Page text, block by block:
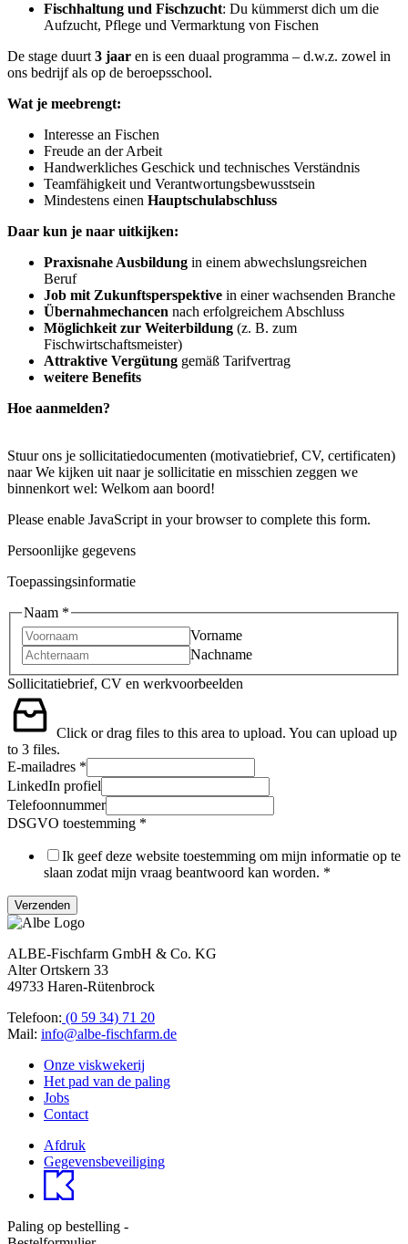
Fischhaltung und Fischzucht: Du kümmerst dich um die
Aufzucht, Pflege und Vermarktung von Fischen
De stage duurt 3 jaar en is een duaal programma – d.w.z. zowel in
ons bedrijf als op de beroepsschool.
Wat je meebrengt:
Interesse an Fischen
Freude an der Arbeit
Handwerkliches Geschick und technisches Verständnis
Teamfähigkeit und Verantwortungsbewusstsein
Mindestens einen Hauptschulabschluss
Daar kun je naar uitkijken:
Praxisnahe Ausbildung in einem abwechslungsreichen
Beruf
Job mit Zukunftsperspektive in einer wachsenden Branche
Übernahmechancen nach erfolgreichem Abschluss
Möglichkeit zur Weiterbildung (z. B. zum
Fischwirtschaftsmeister)
Attraktive Vergütung gemäß Tarifvertrag
weitere Benefits
Hoe aanmelden?
Stuur ons je sollicitatiedocumenten (motivatiebrief, CV, certificaten)
naar We kijken uit naar je sollicitatie en misschien zeggen we
binnenkort wel: Welkom aan boord!
Please enable JavaScript in your browser to complete this form.
Persoonlijke gegevens
Toepassingsinformatie
Naam *
Vorname
Nachname
Sollicitatiebrief, CV en werkvoorbeelden
Click or drag files to this area to upload. You can upload up
to 3 files.
E-mailadres *
LinkedIn profiel
Telefoonnummer
DSGVO toestemming *
Ik geef deze website toestemming om mijn informatie op te
slaan zodat mijn vraag beantwoord kan worden. *
Verzenden
ALBE-Fischfarm GmbH & Co. KG
Alter Ortskern 33
49733 Haren-Rütenbrock
Telefoon: (0 59 34) 71 20
Mail: info@albe-fischfarm.de
Onze viskwekerij
Het pad van de paling
Jobs
Contact
Afdruk
Gegevensbeveiliging
Paling op bestelling -